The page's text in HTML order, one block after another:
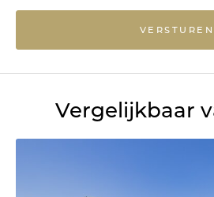
VERSTUREN
Vergelijkbaar